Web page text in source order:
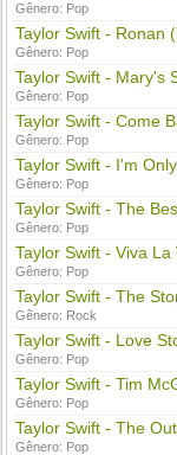
Gênero: Pop
Taylor Swift - Ronan
Gênero: Pop
Taylor Swift - Mary's
Gênero: Pop
Taylor Swift - Come
Gênero: Pop
Taylor Swift - I'm
Gênero: Pop
Taylor Swift - The
Gênero: Pop
Taylor Swift - Viva La
Gênero: Pop
Taylor Swift - The
Gênero: Rock
Taylor Swift - Love
Gênero: Pop
Taylor Swift - Tim
Gênero: Pop
Taylor Swift - The
Gênero: Pop